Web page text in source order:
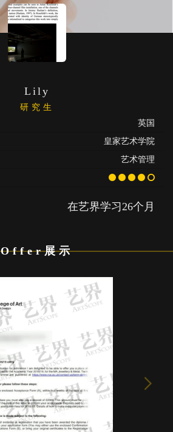
Lily
研究生
英国
皇家艺术学院
艺术管理
在艺界学习26个月
Offer展示